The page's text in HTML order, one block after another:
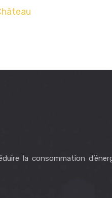
la consommation